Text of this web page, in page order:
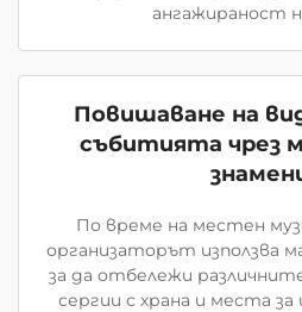
ангажираност
Повишаване на
събитията чрез
По време на местен
организаторът използва
за да отбележи
сергии с храна и места за